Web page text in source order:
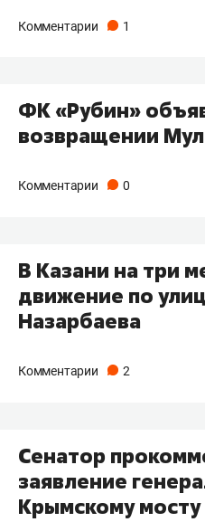
Комментарии 1
ФК «Рубин»
возвращении
Комментарии 0
В Казани на три
движение по
Назарбаева
Комментарии 2
Сенатор
заявление
Крымскому мосту